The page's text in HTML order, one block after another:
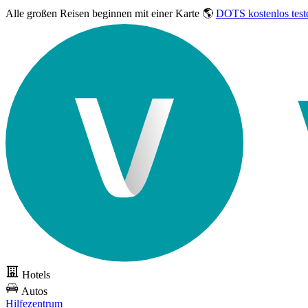
Alle großen Reisen beginnen mit einer Karte 🌎 DOTS kostenlos
Hotels
Autos
Hilfezentrum